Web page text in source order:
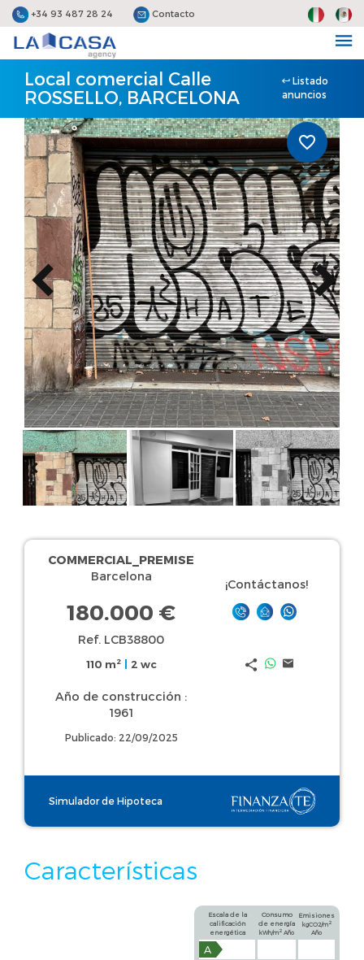
+34 93 487 28 24 Contacto
Local comercial Calle
ROSSELLO, BARCELONA
Listado
anuncios
COMMERCIAL_PREMISE
Barcelona
180.000 €
Ref. LCB38800
110 m2 2 wc
Año de construcción :
1961
Publicado: 22/09/2025
¡Contáctanos!
Simulador de Hipoteca
Características
Escala de la
calificación
energética
Consumo
de energía
kWh/m2 Año
Emisiones
kgCO2/m 2
Año
A